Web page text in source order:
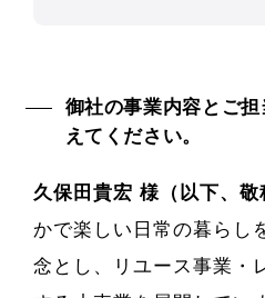
御社の事業内容とご
えてください。
久保田貴宏 様（以下、敬
かで楽しい日常の暮らし
念とし、リユース事業・